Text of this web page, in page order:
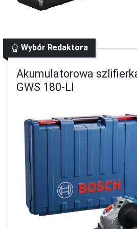
Wybór Redaktora
Akumulatorowa
GWS 180-LI